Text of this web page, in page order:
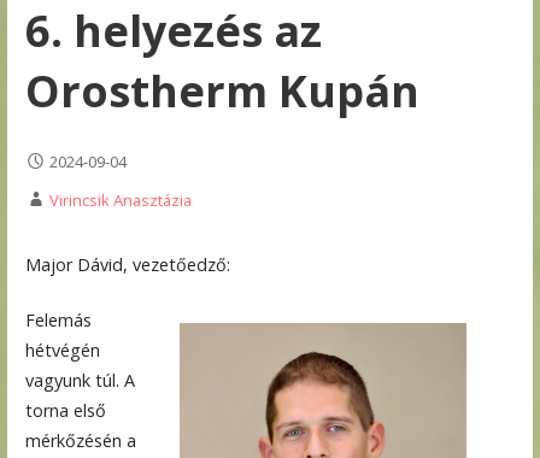
6. helyezés az
Orostherm Kupán
2024-09-04
Virincsik Anasztázia
Major Dávid, vezetőedző:
Felemás
hétvégén
vagyunk túl. A
torna első
mérkőzésén a